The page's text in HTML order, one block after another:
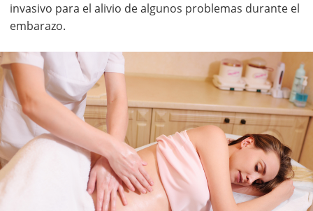
invasivo para el alivio de algunos problemas durante el
embarazo.